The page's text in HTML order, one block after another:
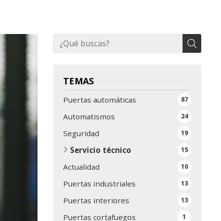
TEMAS
Puertas automáticas 87
Automatismos 24
Seguridad 19
Servicio técnico 15
Actualidad 10
Puertas industriales 13
Puertas interiores 13
Puertas cortafuegos 1